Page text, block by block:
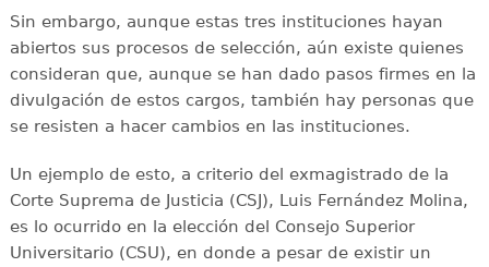
Sin embargo, aunque estas tres instituciones hayan
abiertos sus procesos de selección, aún existe quienes
consideran que, aunque se han dado pasos firmes en la
divulgación de estos cargos, también hay personas que
se resisten a hacer cambios en las instituciones.
Un ejemplo de esto, a criterio del exmagistrado de la
Corte Suprema de Justicia (CSJ), Luis Fernández Molina,
es lo ocurrido en la elección del Consejo Superior
Universitario (CSU), en donde a pesar de existir un